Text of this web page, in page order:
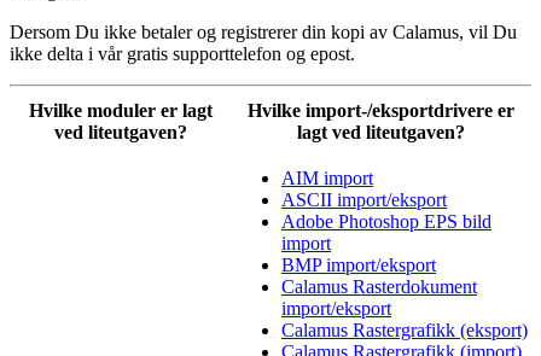
Dersom Du ikke betaler og registrerer din kopi av Calamus, vil Du
ikke delta i vår gratis supporttelefon og epost.
Hvilke moduler er lagt
ved liteutgaven?
Hvilke import-/eksportdrivere er
lagt ved liteutgaven?
AIM import
ASCII import/eksport
Adobe Photoshop EPS bild
import
BMP import/eksport
Calamus Rasterdokument
import/eksport
Calamus Rastergrafikk (eksport)
Calamus Rastergrafikk (import)